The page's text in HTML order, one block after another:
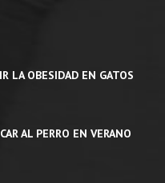
LA OBESIDAD EN GATOS
AL PERRO EN VERANO